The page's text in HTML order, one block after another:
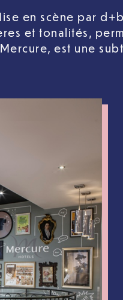
en scène par
et tonalités,
est une